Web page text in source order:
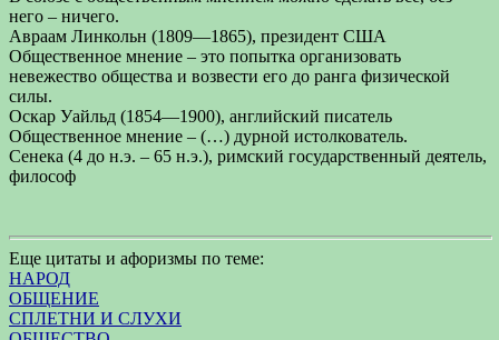
него – ничего.
Авраам Линкольн (1809—1865), президент США
Общественное мнение – это попытка организовать
невежество общества и возвести его до ранга физической
силы.
Оскар Уайльд (1854—1900), английский писатель
Общественное мнение – (…) дурной истолкователь.
Сенека (4 до н.э. – 65 н.э.), римский государственный деятель,
философ
Еще цитаты и афоризмы по теме:
НАРОД
ОБЩЕНИЕ
СПЛЕТНИ И СЛУХИ